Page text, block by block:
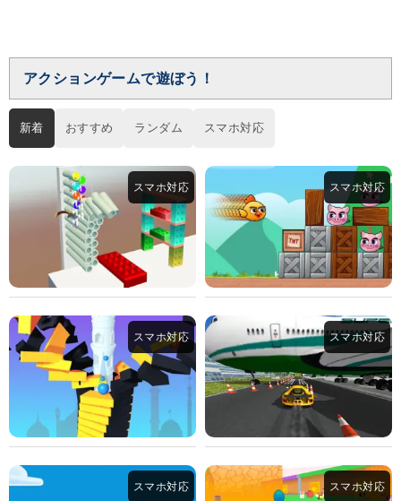
アクションゲームで遊ぼう！
新着 おすすめ ランダム スマホ対応